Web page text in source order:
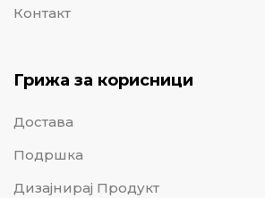
Контакт
Грижа за корисници
Достава
Подршка
Дизајнирај Продукт